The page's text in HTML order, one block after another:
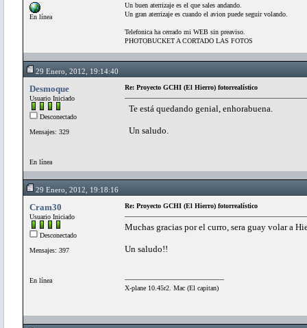
En línea
Un buen aterrizaje es el que sales andando.
Un gran aterrizaje es cuando el avion puede seguir volando.
Telefonica ha cerrado mi WEB sin preaviso.
PHOTOBUCKET A CORTADO LAS FOTOS
29 Enero, 2012, 19:14:40
Desmoque
Usuario Iniciado
Desconectado
Mensajes: 329
En línea
Re: Proyecto GCHI (El Hierro) fotorrealístico
Te está quedando genial, enhorabuena.
Un saludo.
29 Enero, 2012, 19:18:16
Cram30
Usuario Iniciado
Desconectado
Mensajes: 397
En línea
Re: Proyecto GCHI (El Hierro) fotorrealístico
Muchas gracias por el curro, sera guay volar a
Un saludo!!
X-plane 10.45r2. Mac (El capitan)